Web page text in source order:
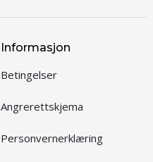
Informasjon
Betingelser
Angrerettskjema
Personvernerklæring